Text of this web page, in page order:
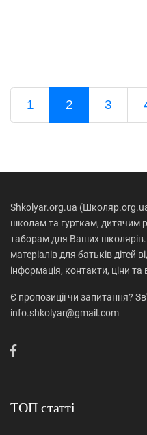
1 2 3
Shkolyar.org.ua
школам та гурткам, дитячим
таборам для Ваших
матеріалів для батьків дітей
інформація, контакти, ціни та
Є пропозиції чи запитання?
info.shkolyar@gmail.com
ТОП статті